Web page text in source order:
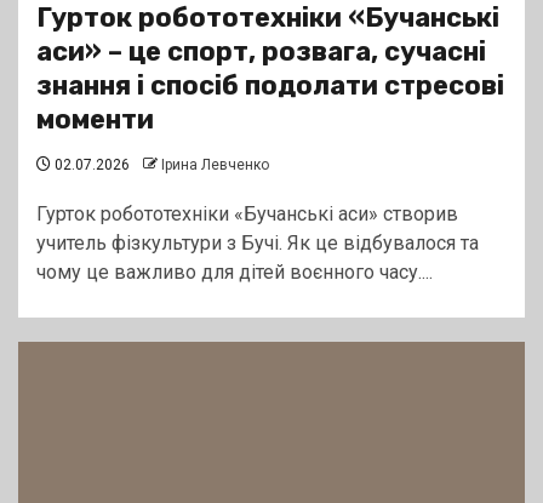
Гурток робототехніки «Бучанські
аси» – це спорт, розвага, сучасні
знання і спосіб подолати стресові
моменти
02.07.2026 Ірина Левченко
Гурток робототехніки «Бучанські аси» створив
учитель фізкультури з Бучі. Як це відбувалося та
чому це важливо для дітей воєнного часу....